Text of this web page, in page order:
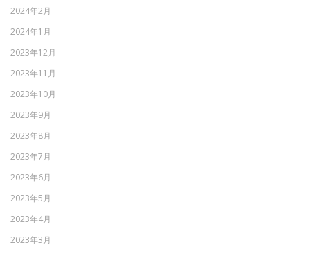
2024年2月
2024年1月
2023年12月
2023年11月
2023年10月
2023年9月
2023年8月
2023年7月
2023年6月
2023年5月
2023年4月
2023年3月